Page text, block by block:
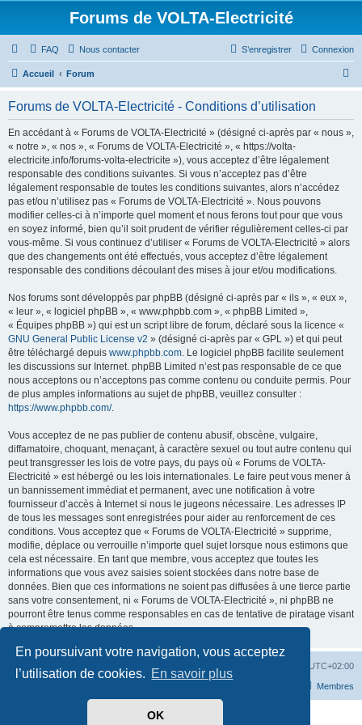
En poursuivant votre navigation, vous acceptez
l’utilisation de cookies. En savoir plus
OK
Forums de VOLTA-Electricité
FAQ Nous contacter Connexion
S’enregistrer
Accueil Forum
Forums de VOLTA-Electricité - Conditions d’utilisation
En accédant à « Forums de VOLTA-Electricité » (désigné ci-après par « nous »,
« notre », « nos », « Forums de VOLTA-Electricité », « https://volta-
electricite.info/forums-volta-electricite »), vous acceptez d’être légalement
responsable des conditions suivantes. Si vous n’acceptez pas d’être
légalement responsable de toutes les conditions suivantes, alors n’accédez
pas et/ou n’utilisez pas « Forums de VOLTA-Electricité ». Nous pouvons
modifier celles-ci à n’importe quel moment et nous ferons tout pour que vous
en soyez informé, bien qu’il soit prudent de vérifier régulièrement celles-ci par
vous-même. Si vous continuez d’utiliser « Forums de VOLTA-Electricité » alors
que des changements ont été effectués, vous acceptez d’être légalement
responsable des conditions découlant des mises à jour et/ou modifications.
Nos forums sont développés par phpBB (désigné ci-après par « ils », « eux »,
« leur », « logiciel phpBB », « www.phpbb.com », « phpBB Limited »,
« Équipes phpBB ») qui est un script libre de forum, déclaré sous la licence «
GNU General Public License v2 » (désigné ci-après par « GPL ») et qui peut
être téléchargé depuis www.phpbb.com. Le logiciel phpBB facilite seulement
les discussions sur Internet. phpBB Limited n’est pas responsable de ce que
nous acceptons ou n’acceptons pas comme contenu ou conduite permis. Pour
de plus amples informations au sujet de phpBB, veuillez consulter :
https://www.phpbb.com/.
Vous acceptez de ne pas publier de contenu abusif, obscène, vulgaire,
diffamatoire, choquant, menaçant, à caractère sexuel ou tout autre contenu qui
peut transgresser les lois de votre pays, du pays où « Forums de VOLTA-
Electricité » est hébergé ou les lois internationales. Le faire peut vous mener à
un bannissement immédiat et permanent, avec une notification à votre
fournisseur d’accès à Internet si nous le jugeons nécessaire. Les adresses IP
de tous les messages sont enregistrées pour aider au renforcement de ces
conditions. Vous acceptez que « Forums de VOLTA-Electricité » supprime,
modifie, déplace ou verrouille n’importe quel sujet lorsque nous estimons que
cela est nécessaire. En tant que membre, vous acceptez que toutes les
informations que vous avez saisies soient stockées dans notre base de
données. Bien que ces informations ne soient pas diffusées à une tierce partie
sans votre consentement, ni « Forums de VOLTA-Electricité », ni phpBB ne
pourront être tenus comme responsables en cas de tentative de piratage visant
à compromettre les données.
UTC+02:00
Membres
phpBB ® Forum Software © phpBB Limited